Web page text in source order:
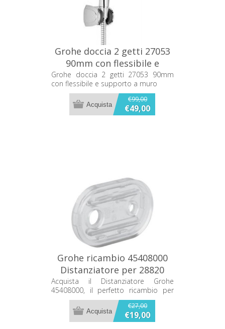
Grohe doccia 2 getti 27053
90mm con flessibile e
supporto a muro
Grohe doccia 2 getti 27053 90mm
con flessibile e supporto a muro
€99,00
€49,00
Grohe ricambio 45408000
Distanziatore per 28820
28821
Acquista il Distanziatore Grohe
45408000, il perfetto ricambio per
modelli 28820 e 28821. Assicurati
prestazioni ottimali per il tuo sistema
idraulico con questo componente di
€27,00
€19,00